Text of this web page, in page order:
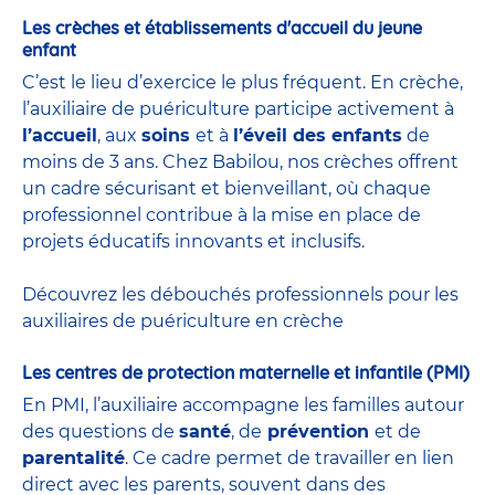
Les crèches et établissements d'accueil du jeune
enfant
C’est le lieu d’exercice le plus fréquent. En crèche,
l’auxiliaire de puériculture participe activement à
l’accueil , aux soins et à l’éveil des enfants de
moins de 3 ans. Chez Babilou, nos crèches offrent
un cadre sécurisant et bienveillant, où chaque
professionnel contribue à la mise en place de
projets éducatifs innovants et inclusifs.
Découvrez les débouchés professionnels pour les
auxiliaires de puériculture en crèche
Les centres de protection maternelle et infantile (PMI)
En PMI, l’auxiliaire accompagne les familles autour
des questions de santé, de prévention et de
parentalité. Ce cadre permet de travailler en lien
direct avec les parents, souvent dans des